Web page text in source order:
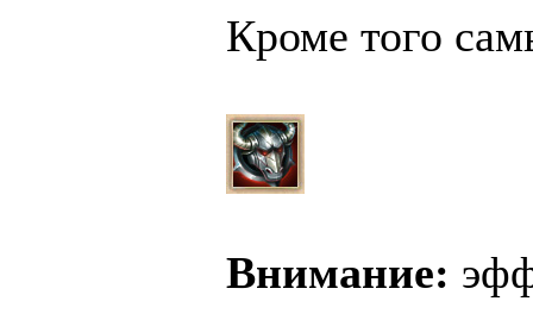
Кроме того
Внимание: